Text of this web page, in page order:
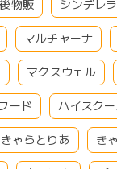
物販 シンデレラ
マルチャーナ
マクスウェル
ード ハイスクー
きゃらとりあ き